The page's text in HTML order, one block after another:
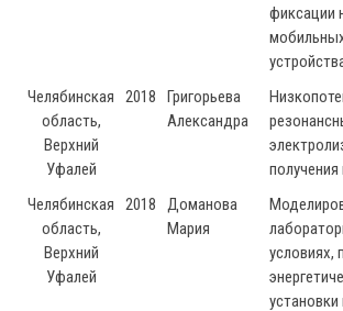
фиксации
Челябинская
область,
Верхний
Уфалей
2018
Григорьева
Александра
Челябинская
область,
Верхний
Уфалей
2018
Доманова
Мария
условиях,